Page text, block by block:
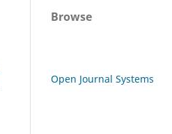
Browse
Open Journal Systems